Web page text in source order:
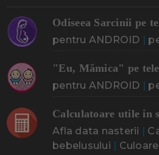
Odiseea Sarcinii pe
pentru ANDROID |
"Eu, Mămica" pe
pentru ANDROID |
Calculatoare utile in
Afla data nasterii |
bebelusului |